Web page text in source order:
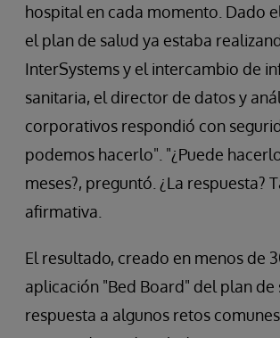
hospital en cada momento. Dado
el plan de salud ya estaba
InterSystems y el intercambio de
sanitaria, el director de datos y
corporativos respondió con
podemos hacerlo". "¿Puede
meses?, preguntó. ¿La respuesta?
afirmativa.
El resultado, creado en menos de
aplicación "Bed Board" del plan de
respuesta a algunos retos